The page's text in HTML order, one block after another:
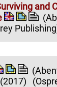
and
(2017)